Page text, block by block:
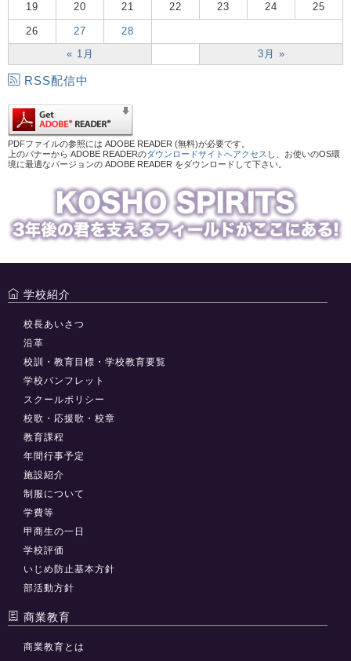
« 1月 3月 »
19 20 21 22 23 24 25
26 27 28
RSS配信中
PDFファイルの参照には ADOBE READER (無料)が必要です。
上のバナーから ADOBE READERのダウンロードサイトへアクセス し、お使いのOS環
境に最適なバージョンの ADOBE READER をダウンロードして下さい。
学校紹介
校長あいさつ
沿革
校訓・教育目標・学校教育要覧
学校パンフレット
スクールポリシー
校歌・応援歌・校章
教育課程
年間行事予定
施設紹介
制服について
学費等
甲商生の一日
学校評価
いじめ防止基本方針
部活動方針
商業教育
商業教育とは